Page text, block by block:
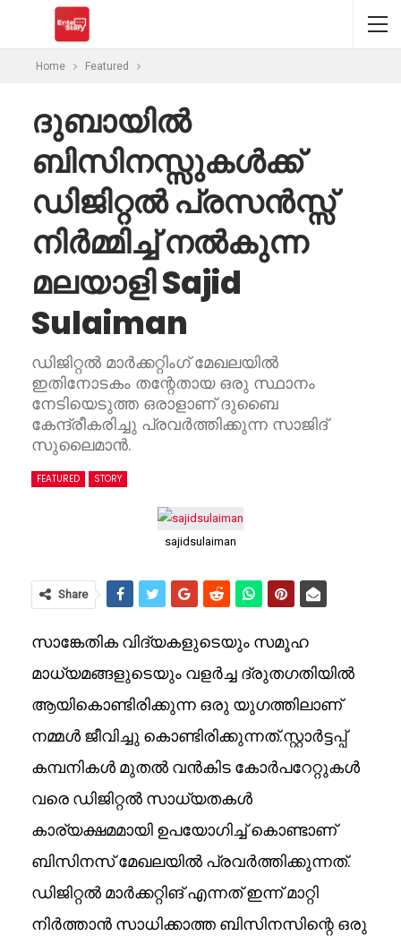
Home Featured
ദുബായിൽ
ബിസിനസ്സുകൾക്ക്
ഡിജിറ്റൽ പ്രസൻസ്സ്
നിർമ്മിച്ച് നൽകുന്ന
മലയാളി Sajid
Sulaiman
ഡിജിറ്റൽ മാർക്കറ്റിംഗ് മേഖലയിൽ
ഇതിനോടകം തന്റേതായ ഒരു സ്ഥാനം
നേടിയെടുത്ത ഒരാളാണ് ദുബൈ
കേന്ദ്രീകരിച്ചു പ്രവർത്തിക്കുന്ന സാജിദ്
സുലൈമാൻ.
FEATURED STORY
sajidsulaiman
Share
സാങ്കേതിക വിദ്യകളുടെയും സമൂഹ
മാധ്യമങ്ങളുടെയും വളർച്ച ദ്രുതഗതിയിൽ
ആയികൊണ്ടിരിക്കുന്ന ഒരു യുഗത്തിലാണ്
നമ്മൾ ജീവിച്ചു കൊണ്ടിരിക്കുന്നത്.സ്റ്റാർട്ടപ്പ്
കമ്പനികൾ മുതൽ വൻകിട കോർപറേറ്റുകൾ
വരെ ഡിജിറ്റൽ സാധ്യതകൾ
കാര്യക്ഷമമായി ഉപയോഗിച്ച് കൊണ്ടാണ്
ബിസിനസ് മേഖലയിൽ പ്രവർത്തിക്കുന്നത്.
ഡിജിറ്റൽ മാർക്കറ്റിങ് എന്നത് ഇന്ന് മാറ്റി
നിർത്താൻ സാധിക്കാത്ത ബിസിനസിന്റെ ഒരു